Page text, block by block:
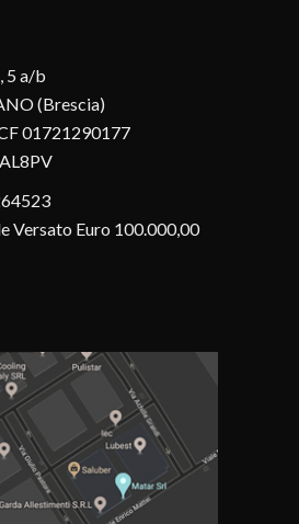
5 a/b
(Brescia)
01721290177
Versato Euro 100.000,00